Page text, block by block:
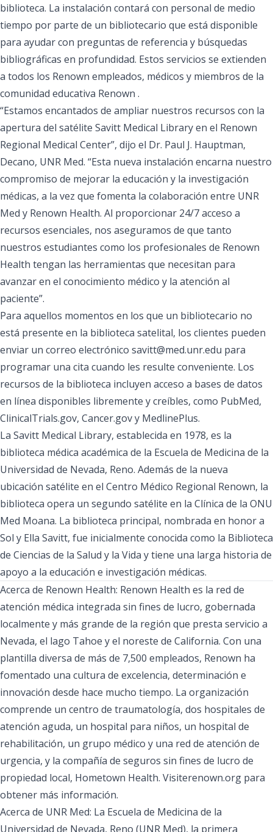
biblioteca. La instalación contará con personal de medio
tiempo por parte de un bibliotecario que está disponible
para ayudar con preguntas de referencia y búsquedas
bibliográficas en profundidad. Estos servicios se extienden
a todos los Renown empleados, médicos y miembros de la
comunidad educativa Renown .
“Estamos encantados de ampliar nuestros recursos con la
apertura del satélite Savitt Medical Library en el Renown
Regional Medical Center”, dijo el Dr. Paul J. Hauptman,
Decano, UNR Med. “Esta nueva instalación encarna nuestro
compromiso de mejorar la educación y la investigación
médicas, a la vez que fomenta la colaboración entre UNR
Med y Renown Health. Al proporcionar 24/7 acceso a
recursos esenciales, nos aseguramos de que tanto
nuestros estudiantes como los profesionales de Renown
Health tengan las herramientas que necesitan para
avanzar en el conocimiento médico y la atención al
paciente”.
Para aquellos momentos en los que un bibliotecario no
está presente en la biblioteca satelital, los clientes pueden
enviar un correo electrónico savitt@med.unr.edu para
programar una cita cuando les resulte conveniente. Los
recursos de la biblioteca incluyen acceso a bases de datos
en línea disponibles libremente y creíbles, como PubMed,
ClinicalTrials.gov, Cancer.gov y MedlinePlus.
La Savitt Medical Library, establecida en 1978, es la
biblioteca médica académica de la Escuela de Medicina de la
Universidad de Nevada, Reno. Además de la nueva
ubicación satélite en el Centro Médico Regional Renown, la
biblioteca opera un segundo satélite en la Clínica de la ONU
Med Moana. La biblioteca principal, nombrada en honor a
Sol y Ella Savitt, fue inicialmente conocida como la Biblioteca
de Ciencias de la Salud y la Vida y tiene una larga historia de
apoyo a la educación e investigación médicas.
Acerca de Renown Health: Renown Health es la red de
atención médica integrada sin fines de lucro, gobernada
localmente y más grande de la región que presta servicio a
Nevada, el lago Tahoe y el noreste de California. Con una
plantilla diversa de más de 7,500 empleados, Renown ha
fomentado una cultura de excelencia, determinación e
innovación desde hace mucho tiempo. La organización
comprende un centro de traumatología, dos hospitales de
atención aguda, un hospital para niños, un hospital de
rehabilitación, un grupo médico y una red de atención de
urgencia, y la compañía de seguros sin fines de lucro de
propiedad local, Hometown Health. Visiterenown.org para
obtener más información.
Acerca de UNR Med: La Escuela de Medicina de la
Universidad de Nevada, Reno (UNR Med), la primera